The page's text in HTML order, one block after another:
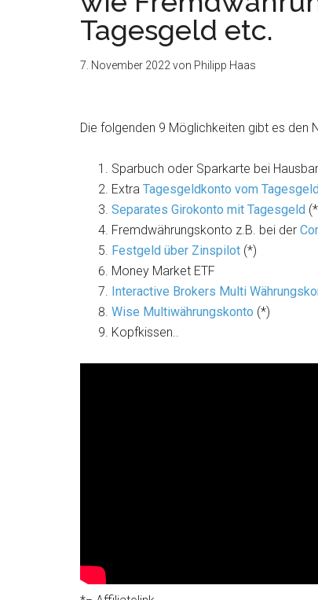
Tagesgeld etc.
7. November 2022 von Philipp Haas
Die folgenden 9 Möglichkeiten gibt es den
Sparbuch oder Sparkarte bei
Extra Tagesgeldkonto vom
Separates Girokonto mit Tagesgeld
Fremdwährungskonto z.B. bei der
Festgeld über Zinspilot (*)
Money Market ETF
Interactive Brokers Multi
Wise Multiwährungskonto (*)
Kopfkissen..